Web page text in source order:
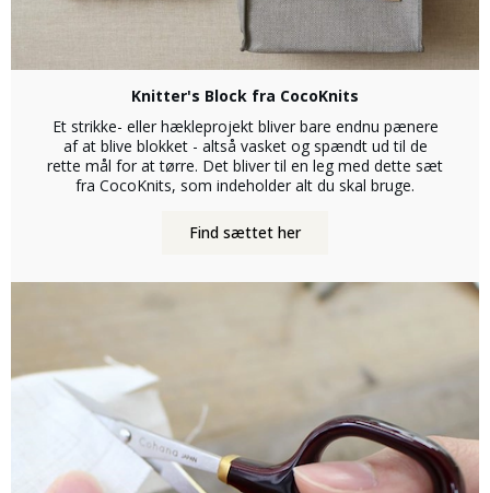
Knitter's Block fra CocoKnits
Et strikke- eller hækleprojekt bliver bare endnu pænere
af at blive blokket - altså vasket og spændt ud til de
rette mål for at tørre. Det bliver til en leg med dette sæt
fra CocoKnits, som indeholder alt du skal bruge.
Find sættet her